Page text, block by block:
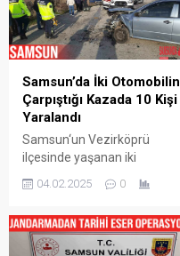
Samsun’da İki Otomobilin
Çarpıştığı Kazada 10 Kişi
Yaralandı
Samsun‘un Vezirköprü
ilçesinde yaşanan iki
kazasında edinilen bilgilere
14.45 sıralarında Samsun ili
Vezirköprü ilçesi Teberük
04.02.2025 0